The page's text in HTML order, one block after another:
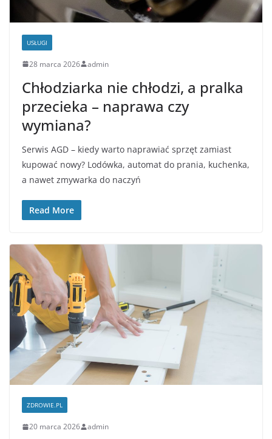
USŁUGI
28 marca 2026 admin
Chłodziarka nie chłodzi, a pralka
przecieka – naprawa czy
wymiana?
Serwis AGD – kiedy warto naprawiać sprzęt zamiast
kupować nowy? Lodówka, automat do prania, kuchenka,
a nawet zmywarka do naczyń
Read More
ZDROWIE.PL
20 marca 2026 admin